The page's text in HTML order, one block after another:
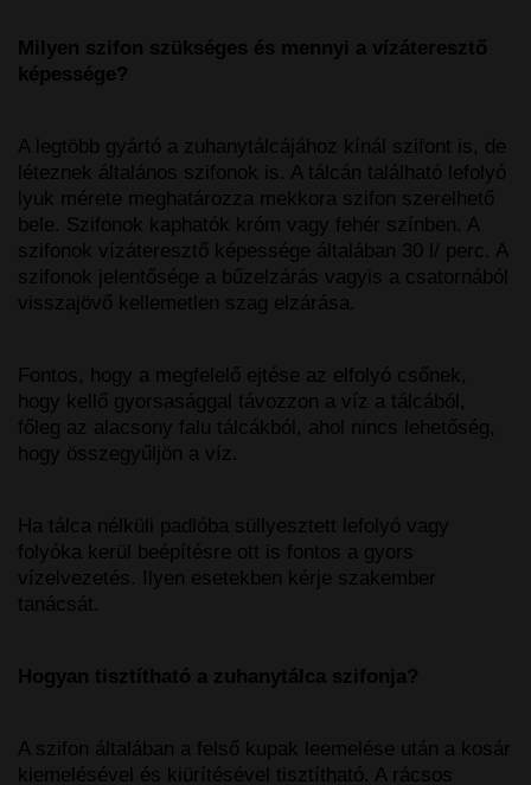
Milyen szifon szükséges és mennyi a vízáteresztő
képessége?
A legtöbb gyártó a zuhanytálcájához kínál szifont is, de
léteznek általános szifonok is. A tálcán található lefolyó
lyuk mérete meghatározza mekkora szifon szerelhető
bele. Szifonok kaphatók króm vagy fehér színben. A
szifonok vízáteresztő képessége általában 30 l/ perc. A
szifonok jelentősége a bűzelzárás vagyis a csatornából
visszajövő kellemetlen szag elzárása.
Fontos, hogy a megfelelő ejtése az elfolyó csőnek,
hogy kellő gyorsasággal távozzon a víz a tálcából,
főleg az alacsony falu tálcákból, ahol nincs lehetőség,
hogy összegyűljön a víz.
Ha tálca nélküli padlóba süllyesztett lefolyó vagy
folyóka kerül beépítésre ott is fontos a gyors
vízelvezetés. Ilyen esetekben kérje szakember
tanácsát.
Hogyan tisztítható a zuhanytálca szifonja?
A szifon általában a felső kupak leemelése után a kosár
kiemelésével és kiürítésével tisztítható. A rácsos